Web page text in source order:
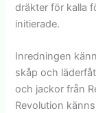
dräkter för kalla
initierade.
Inredningen
skåp och
och jackor från
Revolution